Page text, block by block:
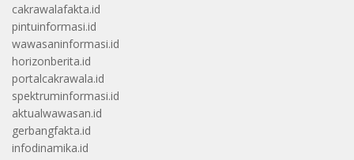
cakrawalafakta.id
pintuinformasi.id
wawasaninformasi.id
horizonberita.id
portalcakrawala.id
spektruminformasi.id
aktualwawasan.id
gerbangfakta.id
infodinamika.id